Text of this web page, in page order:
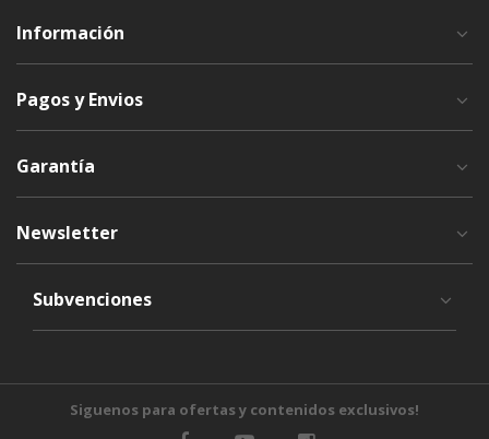
Información
Pagos y Envios
Garantía
Newsletter
Subvenciones
Siguenos para ofertas y contenidos exclusivos!